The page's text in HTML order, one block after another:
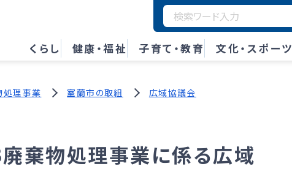
くらし 健康・福祉 子育て・教育 文化・スポーツ
処理事業 室蘭市の取組 広域協議会
棄物処理事業に係る広域